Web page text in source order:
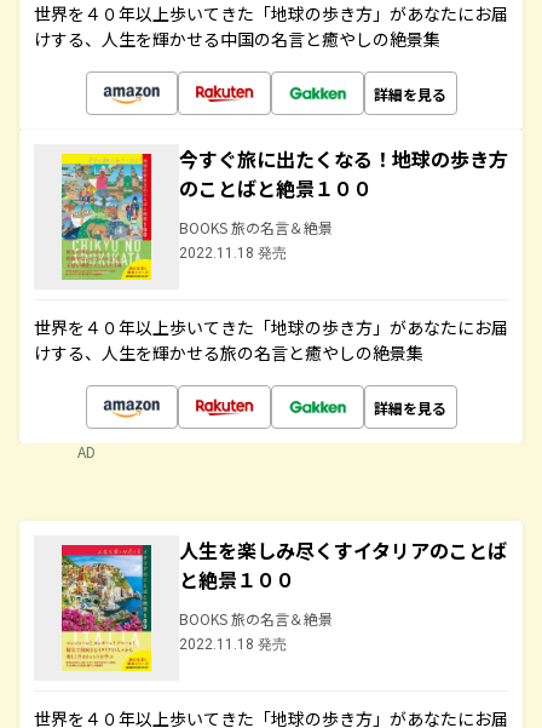
世界を４０年以上歩いてきた「地球の歩き方」があなたにお届
けする、人生を輝かせる中国の名言と癒やしの絶景集
詳細を見る
今すぐ旅に出たくなる！地球の歩き方
のことばと絶景１００
BOOKS 旅の名言＆絶景
2022.11.18 発売
世界を４０年以上歩いてきた「地球の歩き方」があなたにお届
けする、人生を輝かせる旅の名言と癒やしの絶景集
詳細を見る
AD
人生を楽しみ尽くすイタリアのことば
と絶景１００
BOOKS 旅の名言＆絶景
2022.11.18 発売
世界を４０年以上歩いてきた「地球の歩き方」があなたにお届